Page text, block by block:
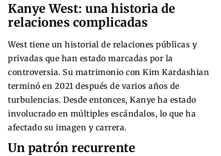
Kanye West: una historia de
relaciones complicadas
West tiene un historial de relaciones públicas y
privadas que han estado marcadas por la
controversia. Su matrimonio con Kim Kardashian
terminó en 2021 después de varios años de
turbulencias. Desde entonces, Kanye ha estado
involucrado en múltiples escándalos, lo que ha
afectado su imagen y carrera.
Un patrón recurrente